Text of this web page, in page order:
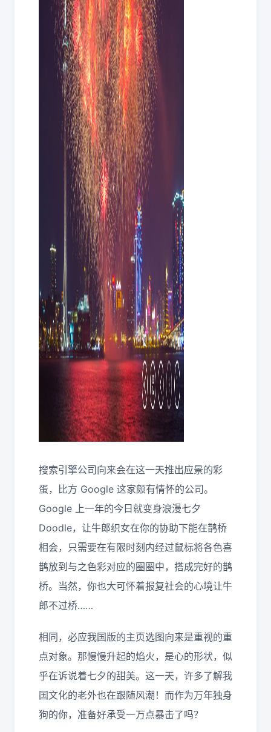
搜索引擎公司向来会在这一天推出应景的彩
蛋，比方 Google 这家颇有情怀的公司。
Google 上一年的今日就变身浪漫七夕
Doodle，让牛郎织女在你的协助下能在鹊桥
相会，只需要在有限时刻内经过鼠标将各色喜
鹊放到与之色彩对应的圈圈中，搭成完好的鹊
桥。当然，你也大可怀着报复社会的心境让牛
郎不过桥……
相同，必应我国版的主页选图向来是重视的重
点对象。那慢慢升起的焰火，是心的形状，似
乎在诉说着七夕的甜美。这一天，许多了解我
国文化的老外也在跟随风潮！而作为万年独身
狗的你，准备好承受一万点暴击了吗？